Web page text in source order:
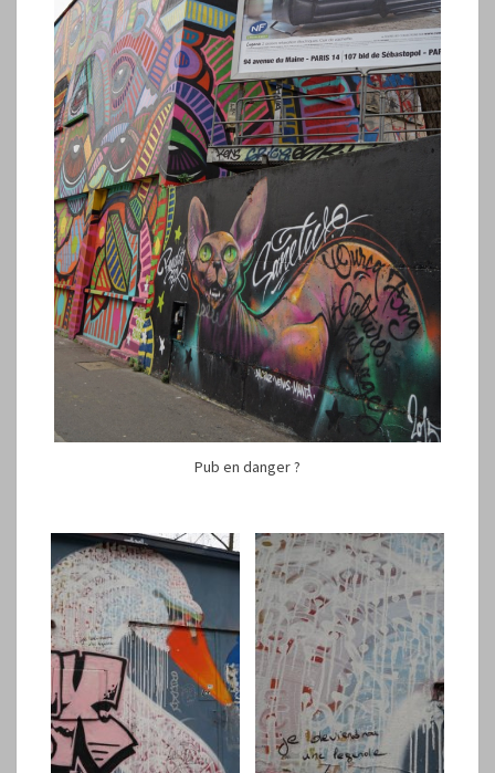
Pub en danger ?